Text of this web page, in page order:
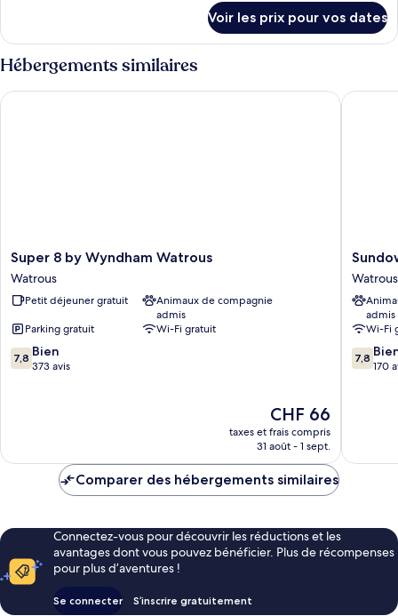
Chambre
Standard
le
type
de
chambre
Chambre
Voir les prix pour vos dates
Hébergements similaires
Super
8
by
Wyndham
Watrous
Super 8 by Wyndham Watrous
Watrous
Petit déjeuner gratuit
Animaux de compagnie
admis
Parking gratuit
Wi-Fi gratuit
7.8
sur
7,8 Bien
373 avis
Le
nouveau
prix
de
CHF 66
taxes et frais compris
31 août - 1 sept.
Super 8 by Wyndham Watrous
Motel
Watrous
Watrous
admis
Wi-Fi
7.8
sur
7,8
170
Comparer des hébergements similaires
Connectez-vous pour découvrir les réductions et les
avantages dont vous pouvez bénéficier. Plus de récompenses
pour plus d’aventures !
Se connecter S’inscrire gratuitement